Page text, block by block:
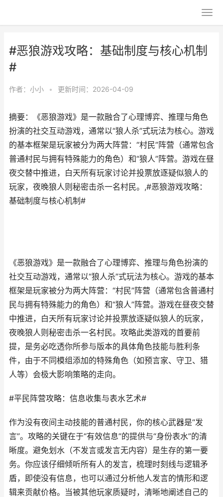
#恶狼游戏攻略：基础制度与核心机制
#
作者： 小小 • 更新时间：2026-04-09
摘要：《恶狼游戏》是一款融合了心理博弈、推理与角色
扮演的社交互动游戏，通常以“狼人杀”式玩法为核心。游戏
的基本框架是玩家被分为两大阵营：“村民”阵营（通常包含
普通村民与拥有特殊能力的角色）和“狼人”阵营。游戏在昼
夜交替中推进，白天所有玩家讨论并投票放逐疑似狼人的
玩家，夜晚狼人则秘密击杀一名村民。,#恶狼游戏攻略：
基础制度与核心机制#
《恶狼游戏》是一款融合了心理博弈、推理与角色扮演的
社交互动游戏，通常以“狼人杀”式玩法为核心。游戏的基本
框架是玩家被分为两大阵营：“村民”阵营（通常包含普通村
民与拥有特殊能力的角色）和“狼人”阵营。游戏在昼夜交替
中推进，白天所有玩家讨论并投票放逐疑似狼人的玩家，
夜晚狼人则秘密击杀一名村民。攻略此类游戏的首要前
提，是务必吃透你所参与版本的具体角色技能与胜利条
件，由于不同模组添加的特殊角色（如预言家、守卫、猎
人等）会极大影响策略的走向。
#平民阵营攻略：信息收集与表水艺术#
作为没有夜间主动技能的普通村民，你的核心武器是“发
言”。攻略的关键在于“有效信息”的提供与“身份表水”的清
晰度。避免划水（不发言或发言无内容）是生存的第一要
务。你应该仔细倾听所有人的发言，梳理时刻线与逻辑矛
盾，即使没有信息，也可以通过分析他人发言的情形和逻
辑来贡献价格。当被其他玩家质疑时，清晰地阐述自己的